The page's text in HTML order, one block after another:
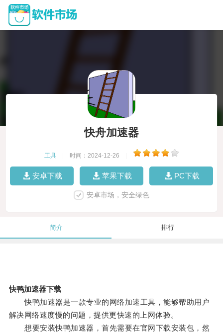
快舟加速器
工具 时间：2024-12-26
安卓下载 苹果下载 PC下载
安卓市场，安全绿色
简介 排行
快鸭加速器下载
快鸭加速器是一款专业的网络加速工具，能够帮助用户
解决网络速度慢的问题，提供更快速的上网体验。
想要安装快鸭加速器，首先需要在官网下载安装包，然